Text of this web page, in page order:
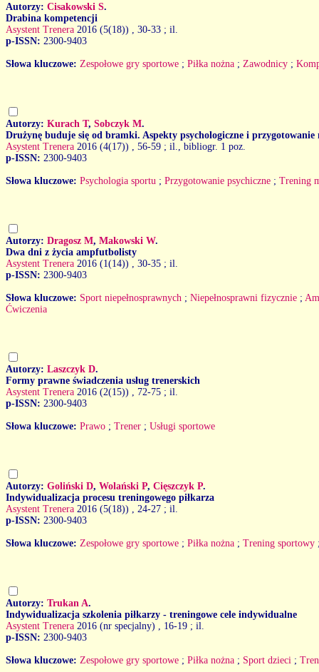
Autorzy: Cisakowski S.
Drabina kompetencji
Asystent Trenera 2016 (5(18))
, 30-33 ; il.
p-ISSN: 2300-9403
Słowa kluczowe: Zespołowe gry sportowe ; Piłka nożna ; Zawodnicy ;
Autorzy: Kurach T, Sobczyk M.
Drużynę buduje się od bramki. Aspekty psychologiczne i
Asystent Trenera 2016 (4(17))
, 56-59 ; il., bibliogr. 1 poz.
p-ISSN: 2300-9403
Słowa kluczowe: Psychologia sportu ; Przygotowanie psychiczne ; Trening
Autorzy: Dragosz M, Makowski W.
Dwa dni z życia ampfutbolisty
Asystent Trenera 2016 (1(14))
, 30-35 ; il.
p-ISSN: 2300-9403
Słowa kluczowe: Sport niepełnosprawnych ; Niepełnosprawni fizycznie ;
Ćwiczenia
Autorzy: Laszczyk D.
Formy prawne świadczenia usług trenerskich
Asystent Trenera 2016 (2(15))
, 72-75 ; il.
p-ISSN: 2300-9403
Słowa kluczowe: Prawo ; Trener ; Usługi sportowe
Autorzy: Goliński D, Wolański P, Cięszczyk P.
Indywidualizacja procesu treningowego piłkarza
Asystent Trenera 2016 (5(18))
, 24-27 ; il.
p-ISSN: 2300-9403
Słowa kluczowe: Zespołowe gry sportowe ; Piłka nożna ; Trening sportowy
Autorzy: Trukan A.
Indywidualizacja szkolenia piłkarzy - treningowe cele indywidualne
Asystent Trenera 2016 (nr specjalny)
, 16-19 ; il.
p-ISSN: 2300-9403
Słowa kluczowe: Zespołowe gry sportowe ; Piłka nożna ; Sport dzieci ;